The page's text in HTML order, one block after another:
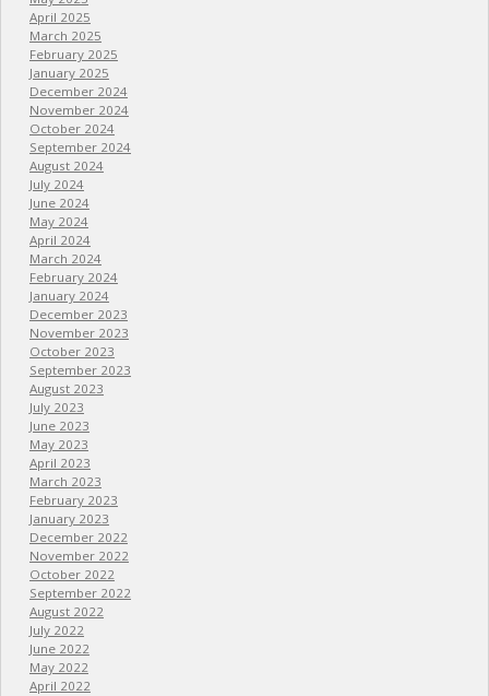
April 2025
March 2025
February 2025
January 2025
December 2024
November 2024
October 2024
September 2024
August 2024
July 2024
June 2024
May 2024
April 2024
March 2024
February 2024
January 2024
December 2023
November 2023
October 2023
September 2023
August 2023
July 2023
June 2023
May 2023
April 2023
March 2023
February 2023
January 2023
December 2022
November 2022
October 2022
September 2022
August 2022
July 2022
June 2022
May 2022
April 2022